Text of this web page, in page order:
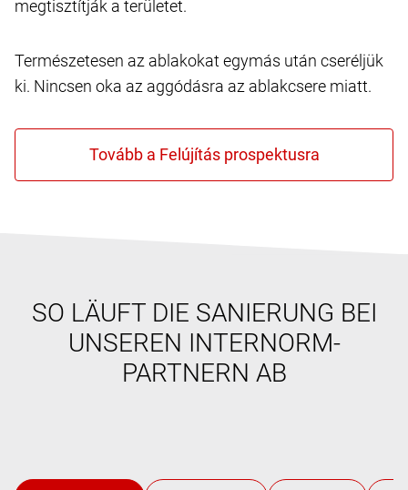
megtisztítják a területet.
Természetesen az ablakokat egymás után cseréljük
ki. Nincsen oka az aggódásra az ablakcsere miatt.
SO LÄUFT DIE SANIERUNG BEI
UNSEREN INTERNORM-
PARTNERN AB